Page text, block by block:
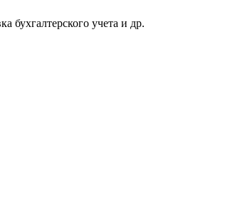
бухгалтерского учета и др.